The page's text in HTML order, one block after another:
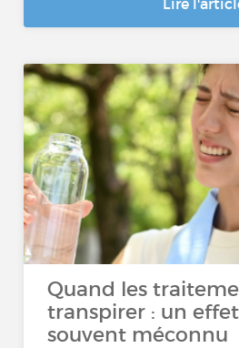
Lire
Quand les
transpirer : un
souvent méconnu